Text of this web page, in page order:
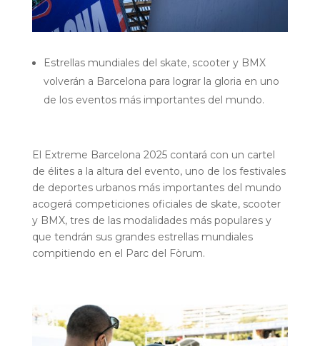
Estrellas mundiales del skate, scooter y BMX
volverán a Barcelona para lograr la gloria en uno
de los eventos más importantes del mundo.
El Extreme Barcelona 2025 contará con un cartel
de élites a la altura del evento, uno de los festivales
de deportes urbanos más importantes del mundo
acogerá competiciones oficiales de skate, scooter
y BMX, tres de las modalidades más populares y
que tendrán sus grandes estrellas mundiales
compitiendo en el Parc del Fòrum.